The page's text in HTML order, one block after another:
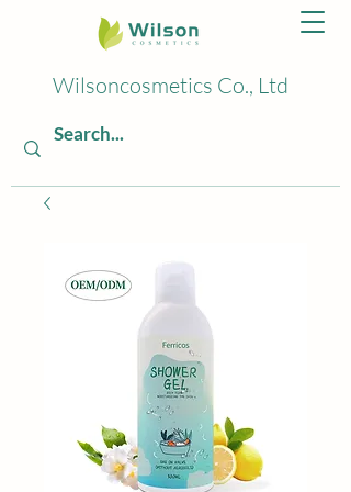
Wilsoncosmetics Co., Ltd